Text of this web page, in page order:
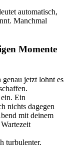
automatisch,
Manchmal
Momente
jetzt lohnt es
Ein
nichts dagegen
mit deinem
turbulenter.